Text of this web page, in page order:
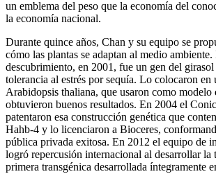
un emblema del peso que la economía del
la economía nacional.
Durante quince años, Chan y su equipo se
cómo las plantas se adaptan al medio
descubrimiento, en 2001, fue un gen del
tolerancia al estrés por sequía. Lo colocaron en
Arabidopsis thaliana, que usaron como
obtuvieron buenos resultados. En 2004 el
patentaron esa construcción genética que
Hahb-4 y lo licenciaron a Bioceres,
pública privada exitosa. En 2012 el equipo de
logró repercusión internacional al desarrollar
primera transgénica desarrollada íntegramente